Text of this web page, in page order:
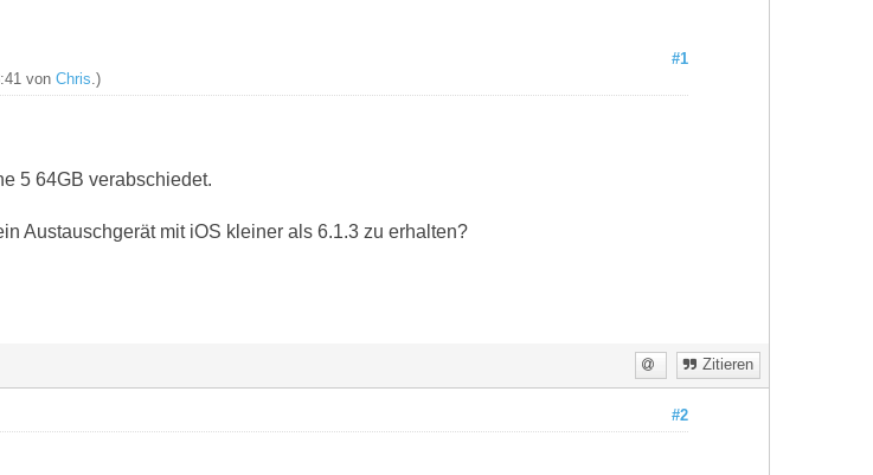
#1
von Chris .)
5 64GB verabschiedet.
Austauschgerät mit iOS kleiner als 6.1.3 zu erhalten?
Zitieren
#2